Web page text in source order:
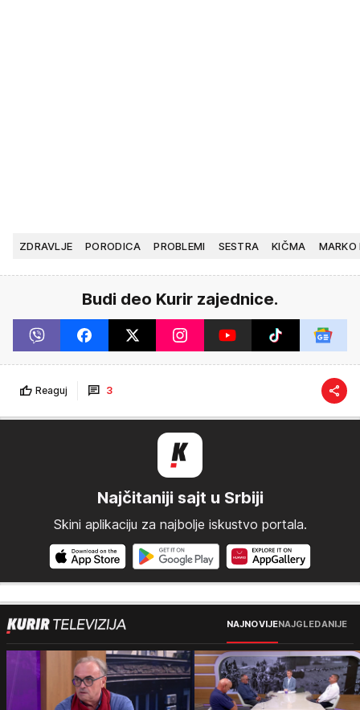
ZDRAVLJE PORODICA PROBLEMI SESTRA KIČMA MARKO
Budi deo Kurir zajednice.
Reaguj 3
Najčitaniji sajt u Srbiji
Skini aplikaciju za najbolje iskustvo portala.
NAJNOVIJENAJGLEDANIJE